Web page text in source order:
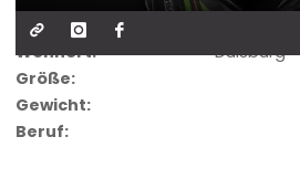
Nationalität:
Wohnort:
Duisburg
Größe:
Gewicht:
Beruf: